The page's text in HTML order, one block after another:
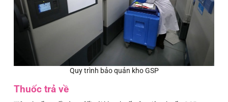
Quy trình bảo quản kho GSP
Thuốc trả về